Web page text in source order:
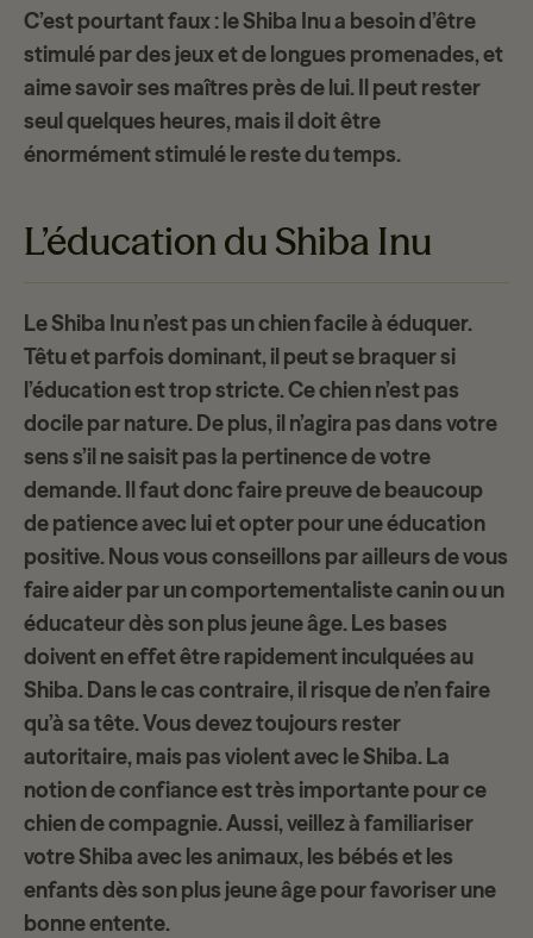
C’est pourtant faux : le Shiba Inu a besoin d’être
stimulépar des jeux et de longues promenades, et
aime savoir ses maîtres près de lui. Il peut rester
seul quelques heures, mais il doit être
énormément stimulé le reste du temps.
L’éducation du Shiba Inu
Le Shiba Inu n’est pas un chien facile à éduquer.
Têtu et parfois dominant, il peut se braquer si
l’éducation est trop stricte. Ce chien n’estpas
docilepar nature. De plus, il n’agira pas dans votre
sens s’il ne saisit pas la pertinence de votre
demande. Il faut donc faire preuve debeaucoup
de patienceavec lui et opter pour une éducation
positive. Nous vous conseillons par ailleurs de vous
faire aider par un comportementaliste canin ou un
éducateur dès son plus jeune âge. Les bases
doivent en effet être rapidement inculquées au
Shiba. Dans le cas contraire, il risque de n’en faire
qu’à sa tête. Vous devez toujours rester
autoritaire, mais pas violent avec le Shiba. La
notion de confianceest très importante pour ce
chien de compagnie. Aussi, veillez à familiariser
votre Shiba avec les animaux, les bébés et les
enfants dès son plus jeune âge pour favoriser une
bonne entente.